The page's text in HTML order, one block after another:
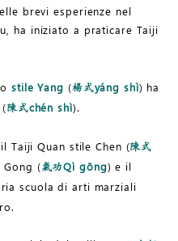
brevi esperienze nel
ha iniziato a praticare Taiji
stile Yang (楊式yáng shì) ha
(陳式chén shì).
Taiji Quan stile Chen (陳式
(氣功Qì gōng) e il
scuola di arti marziali